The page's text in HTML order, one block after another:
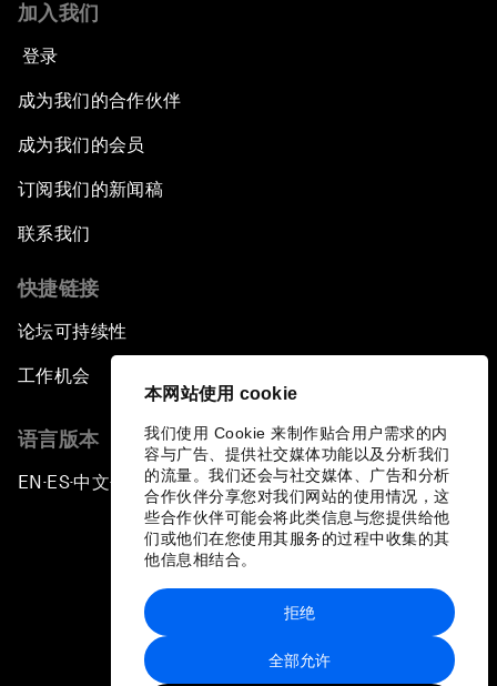
本网站使用 cookie
我们使用 Cookie 来制作贴合用户需求的内
容与广告、提供社交媒体功能以及分析我们
的流量。我们还会与社交媒体、广告和分析
合作伙伴分享您对我们网站的使用情况，这
些合作伙伴可能会将此类信息与您提供给他
们或他们在您使用其服务的过程中收集的其
他信息相结合。
全部允许
拒绝
加入我们
登录
成为我们的合作伙伴
成为我们的会员
订阅我们的新闻稿
联系我们
快捷链接
论坛可持续性
工作机会
语言版本
EN ▪ ES▪中文▪ 日本語
站点地图